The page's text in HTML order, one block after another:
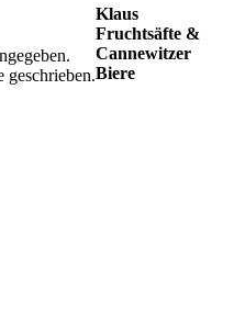
geschrieben.
Klaus
Fruchtsäfte &
Cannewitzer
Biere